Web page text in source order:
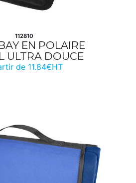
112810
EN POLAIRE
ULTRA DOUCE
de 11.84€HT